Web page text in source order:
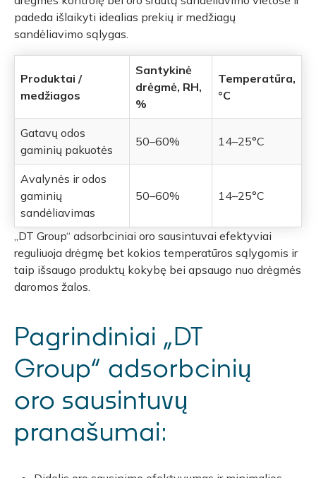
padeda išlaikyti idealias prekių ir medžiagų
sandėliavimo sąlygas.
Produktai /
medžiagos
Santykinė
drėgmė, RH,
%
Temperatūra,
°C
Gatavų odos
gaminių pakuotės
50–60% 14–25°C
Avalynės ir odos
gaminių
sandėliavimas
50–60% 14–25°C
„DT Group“ adsorbciniai oro sausintuvai efektyviai
reguliuoja drėgmę bet kokios temperatūros sąlygomis ir
taip išsaugo produktų kokybę bei apsaugo nuo drėgmės
daromos žalos.
Pagrindiniai „DT
Group“ adsorbcinių
oro sausintuvų
pranašumai: